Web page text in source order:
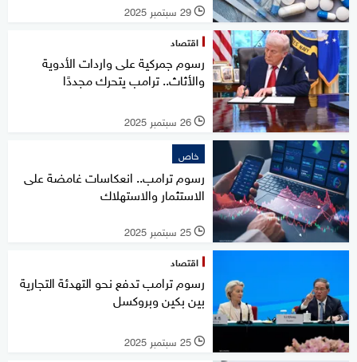
l 29 سبتمبر 2025
اقتصاد
رسوم جمركية على واردات الأدوية
والأثاث.. ترامب يتحرك مجددًا
l 26 سبتمبر 2025
خاص
رسوم ترامب.. انعكاسات غامضة على
الاستثمار والاستهلاك
l 25 سبتمبر 2025
اقتصاد
رسوم ترامب تدفع نحو التهدئة التجارية
بين بكين وبروكسل
l 25 سبتمبر 2025